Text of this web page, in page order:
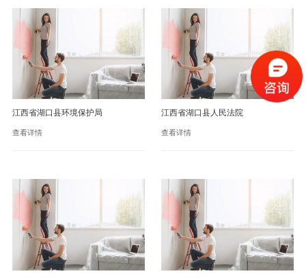
江西省湖口县环境保护局
查看详情
江西省湖口县人民法院
查看详情